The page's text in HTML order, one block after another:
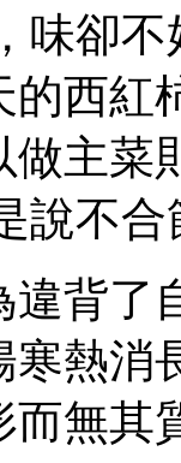
味卻
的西紅
做主菜
說不
背了
寒熱消
而無其